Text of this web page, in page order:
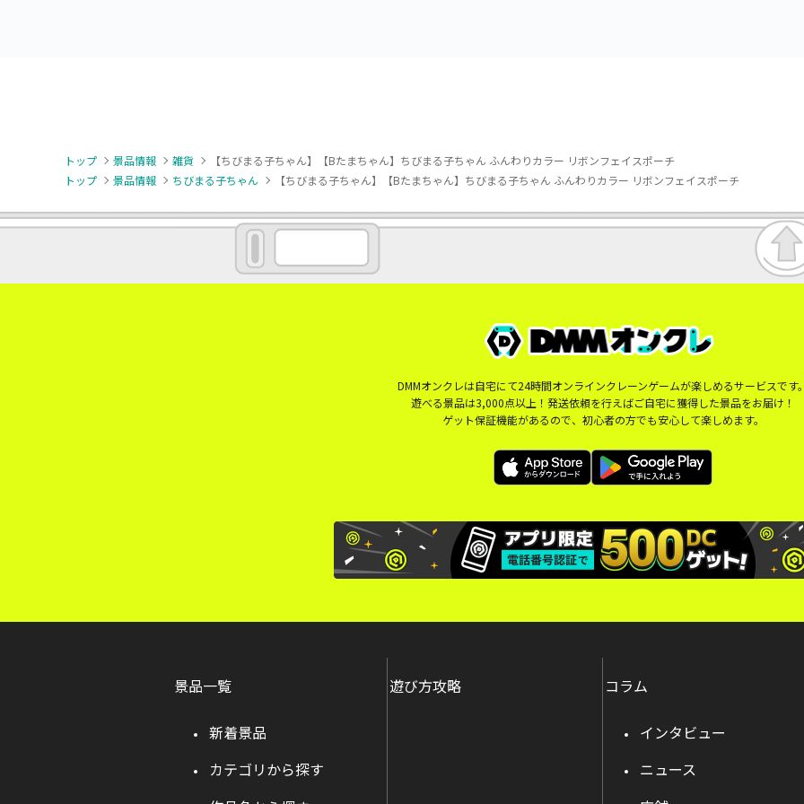
トップ 景品情報 雑貨
【ちびまる子ちゃん】【Bたまちゃん】ちびまる子ちゃん ふんわりカラー リボンフェイスポーチ
トップ
景品情報 ちびまる子ちゃん 【ちびまる子ちゃん】【Bたまちゃん】ちびまる子ちゃん ふんわりカラー リボンフェイスポーチ
DMMオンクレは自宅にて24時間オンラインクレーンゲームが楽しめるサービスです
遊べる景品は3,000点以上！発送依頼を行えばご自宅に獲得した景品をお届け！
ゲット保証機能があるので、初心者の方でも安心して楽しめます。
景品一覧
新着景品
カテゴリから探す
遊び方攻略 コラム
インタビュー
ニュース